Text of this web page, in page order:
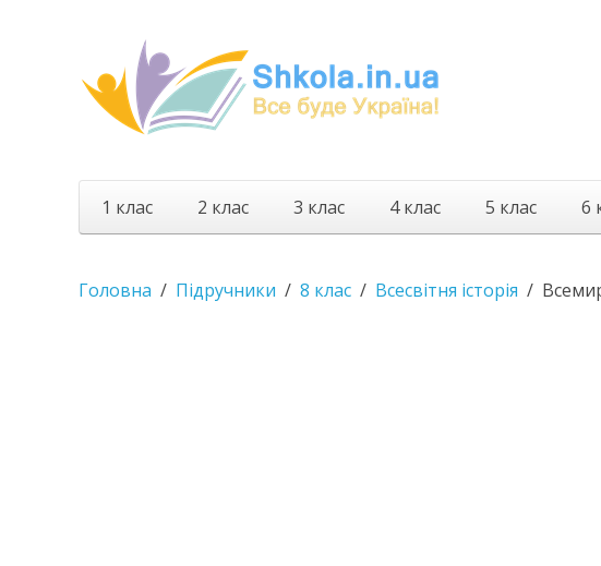
1 клас 2 клас 3 клас 4 клас 5 клас 6
Головна Підручники 8 клас Всесвітня історія